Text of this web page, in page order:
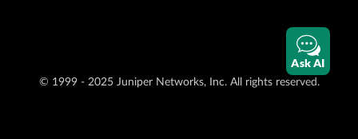
© 1999 - 2025 Juniper Networks, Inc. All rights reserved.
Ask AI